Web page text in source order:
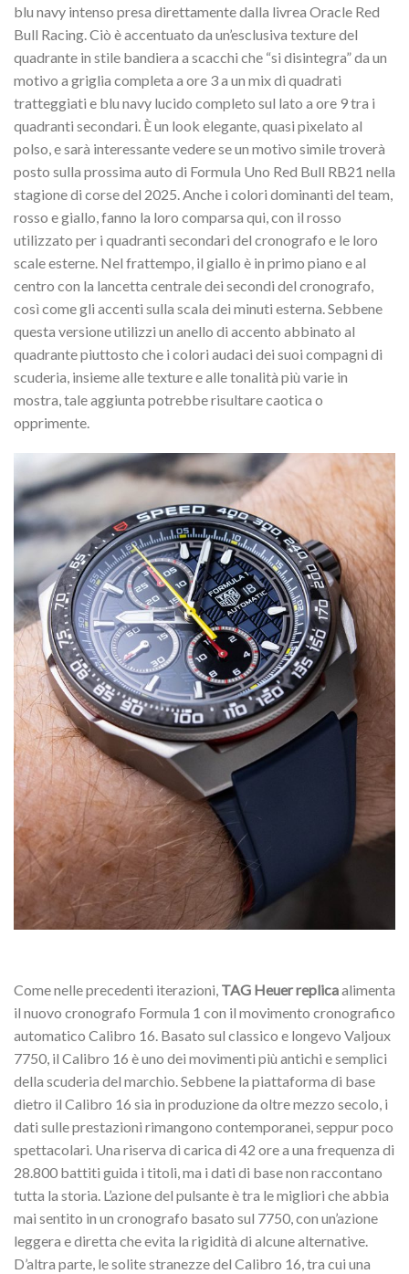
blu navy intenso presa direttamente dalla livrea Oracle Red
Bull Racing. Ciò è accentuato da un’esclusiva texture del
quadrante in stile bandiera a scacchi che “si disintegra” da un
motivo a griglia completa a ore 3 a un mix di quadrati
tratteggiati e blu navy lucido completo sul lato a ore 9 tra i
quadranti secondari. È un look elegante, quasi pixelato al
polso, e sarà interessante vedere se un motivo simile troverà
posto sulla prossima auto di Formula Uno Red Bull RB21 nella
stagione di corse del 2025. Anche i colori dominanti del team,
rosso e giallo, fanno la loro comparsa qui, con il rosso
utilizzato per i quadranti secondari del cronografo e le loro
scale esterne. Nel frattempo, il giallo è in primo piano e al
centro con la lancetta centrale dei secondi del cronografo,
così come gli accenti sulla scala dei minuti esterna. Sebbene
questa versione utilizzi un anello di accento abbinato al
quadrante piuttosto che i colori audaci dei suoi compagni di
scuderia, insieme alle texture e alle tonalità più varie in
mostra, tale aggiunta potrebbe risultare caotica o
opprimente.
Come nelle precedenti iterazioni, TAG Heuer replicaalimenta
il nuovo cronografo Formula 1 con il movimento cronografico
automatico Calibro 16. Basato sul classico e longevo Valjoux
7750, il Calibro 16 è uno dei movimenti più antichi e semplici
della scuderia del marchio. Sebbene la piattaforma di base
dietro il Calibro 16 sia in produzione da oltre mezzo secolo, i
dati sulle prestazioni rimangono contemporanei, seppur poco
spettacolari. Una riserva di carica di 42 ore a una frequenza di
28.800 battiti guida i titoli, ma i dati di base non raccontano
tutta la storia. L’azione del pulsante è tra le migliori che abbia
mai sentito in un cronografo basato sul 7750, con un’azione
leggera e diretta che evita la rigidità di alcune alternative.
D’altra parte, le solite stranezze del Calibro 16, tra cui una